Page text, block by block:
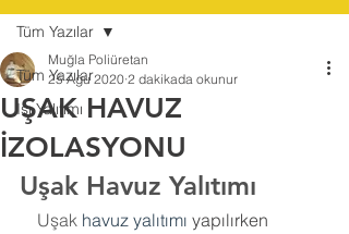
Tüm Yazılar
Isı Yalıtımı
Tüm Yazılar
UŞAK HAVUZ
İZOLASYONU
Muğla Poliüretan
25 Ağu 2020 2 dakikada okunur
Uşak Havuz Yalıtımı
    Uşak
havuz yalıtımı yapılırken